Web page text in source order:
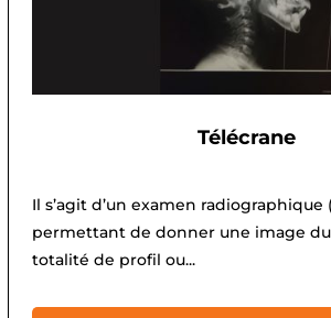
Télécrane
Il s’agit d’un examen radiographique
permettant de donner une image du
totalité de profil ou...